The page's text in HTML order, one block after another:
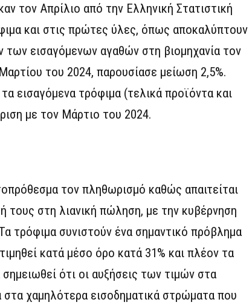
τον Απρίλιο από την Ελληνική Στατιστική
και στις πρώτες ύλες, όπως αποκαλύπτουν
των εισαγόμενων αγαθών στη βιομηχανία τον
του 2024, παρουσίασε μείωση 2,5%.
εισαγόμενα τρόφιμα (τελικά προϊόντα και
με τον Μάρτιο του 2024.
τον πληθωρισμό καθώς απαιτείται
τους στη λιανική πώληση, με την κυβέρνηση
τρόφιμα συνιστούν ένα σημαντικό πρόβλημα
κατά μέσο όρο κατά 31% και πλέον τα
σημειωθεί ότι οι αυξήσεις των τιμών στα
στα χαμηλότερα εισοδηματικά στρώματα που